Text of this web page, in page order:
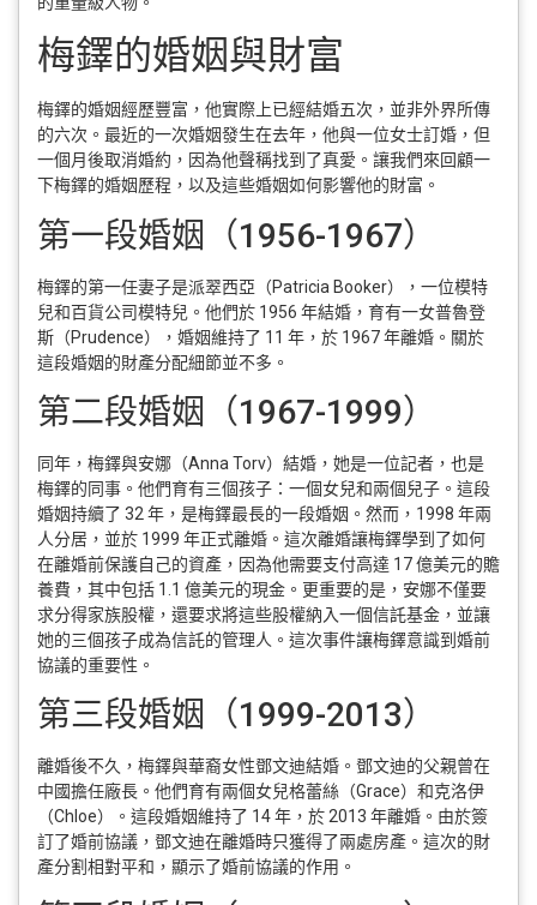
梅鐸的婚姻與財富
梅鐸的婚姻經歷豐富，他實際上已經結婚五次，並非外界所傳
的六次。最近的一次婚姻發生在去年，他與一位女士訂婚，但
一個月後取消婚約，因為他聲稱找到了真愛。讓我們來回顧一
下梅鐸的婚姻歷程，以及這些婚姻如何影響他的財富。
第一段婚姻（1956-1967）
梅鐸的第一任妻子是派翠西亞（Patricia Booker），一位模特
兒和百貨公司模特兒。他們於 1956 年結婚，育有一女普魯登
斯（Prudence），婚姻維持了 11 年，於 1967 年離婚。關於
這段婚姻的財產分配細節並不多。
第二段婚姻（1967-1999）
同年，梅鐸與安娜（Anna Torv）結婚，她是一位記者，也是
梅鐸的同事。他們育有三個孩子：一個女兒和兩個兒子。這段
婚姻持續了 32 年，是梅鐸最長的一段婚姻。然而，1998 年兩
人分居，並於 1999 年正式離婚。這次離婚讓梅鐸學到了如何
在離婚前保護自己的資產，因為他需要支付高達 17 億美元的贍
養費，其中包括 1.1 億美元的現金。更重要的是，安娜不僅要
求分得家族股權，還要求將這些股權納入一個信託基金，並讓
她的三個孩子成為信託的管理人。這次事件讓梅鐸意識到婚前
協議的重要性。
第三段婚姻（1999-2013）
離婚後不久，梅鐸與華裔女性鄧文迪結婚。鄧文迪的父親曾在
中國擔任廠長。他們育有兩個女兒格蕾絲（Grace）和克洛伊
（Chloe）。這段婚姻維持了 14 年，於 2013 年離婚。由於簽
訂了婚前協議，鄧文迪在離婚時只獲得了兩處房產。這次的財
產分割相對平和，顯示了婚前協議的作用。